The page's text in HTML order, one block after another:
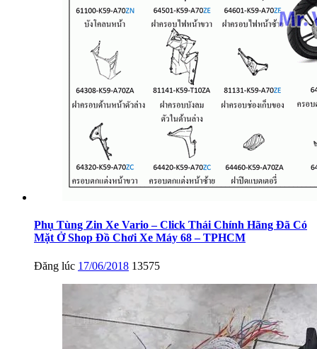
Phụ Tùng Zin Xe Vario – Click Thái Chính Hãng Đã Có
Mặt Ở Shop Đồ Chơi Xe Máy 68 – TPHCM
Đăng lúc 17/06/2018 13575